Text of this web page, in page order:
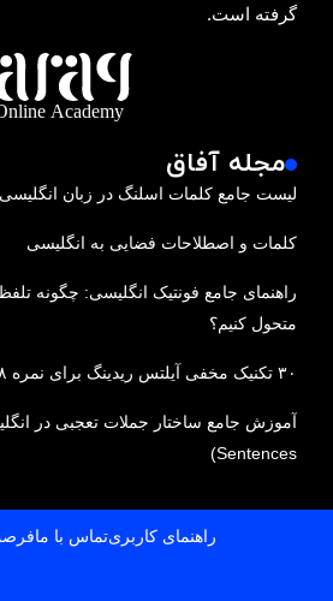
گرفته است.
مجله آفاق
لیست جامع کلمات اسلنگ در زبان انگلیسی 2026
کلمات و اصطلاحات فضایی به انگلیسی
متحول کنیم؟
۳۰ تکنیک مخفی آیلتس ریدینگ برای نمره ۸+ | راهنمای کامل ۲۰۲۵
Sentences)
راهنمای کاربریتماس با ما